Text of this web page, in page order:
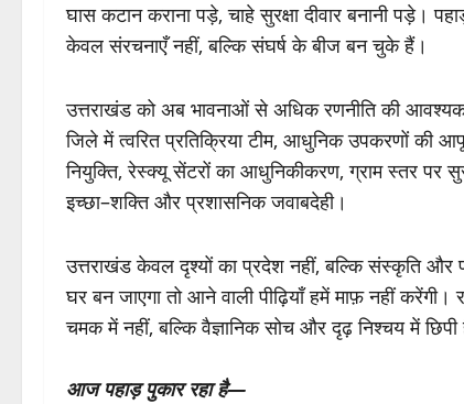
घास कटान कराना पड़े, चाहे सुरक्षा दीवार बनानी पड़े।
केवल संरचनाएँ नहीं, बल्कि संघर्ष के बीज बन चुके हैं।
उत्तराखंड को अब भावनाओं से अधिक रणनीति की
जिले में त्वरित प्रतिक्रिया टीम, आधुनिक उपकरणों की
नियुक्ति, रेस्क्यू सेंटरों का आधुनिकीकरण, ग्राम स्तर पर
इच्छा–शक्ति और प्रशासनिक जवाबदेही।
उत्तराखंड केवल दृश्यों का प्रदेश नहीं, बल्कि संस्कृति और
घर बन जाएगा तो आने वाली पीढ़ियाँ हमें माफ़ नहीं
चमक में नहीं, बल्कि वैज्ञानिक सोच और दृढ़ निश्चय में छिपी
आज पहाड़ पुकार रहा है—